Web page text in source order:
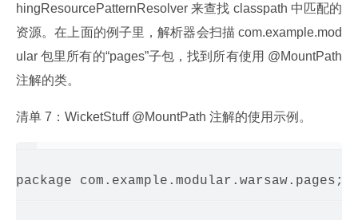
hingResourcePatternResolver 来查找 classpath 中匹配的
资源。在上面的例子里，解析器会扫描 com.example.mod
ular 包里所有的“pages”子包，找到所有使用 @MountPath
注解的类。
清单 7：WicketStuff @MountPath 注解的使用示例。
package com.example.modular.warsaw.pages;